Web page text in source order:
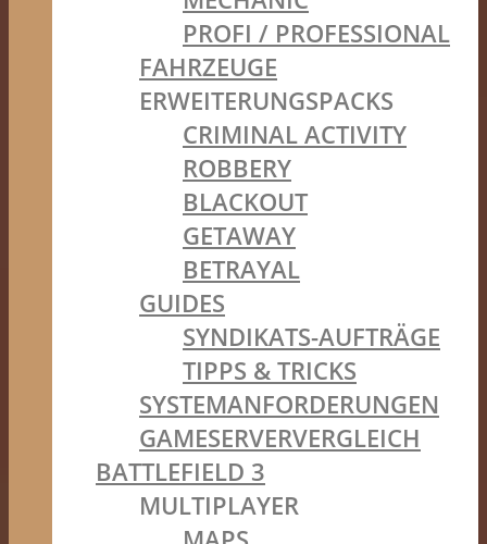
PROFI / PROFESSIONAL
FAHRZEUGE
ERWEITERUNGSPACKS
CRIMINAL ACTIVITY
ROBBERY
BLACKOUT
GETAWAY
BETRAYAL
GUIDES
SYNDIKATS-AUFTRÄGE
TIPPS & TRICKS
SYSTEMANFORDERUNGEN
GAMESERVERVERGLEICH
BATTLEFIELD 3
MULTIPLAYER